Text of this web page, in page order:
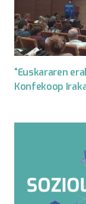
“Euskararen
Konfekoop